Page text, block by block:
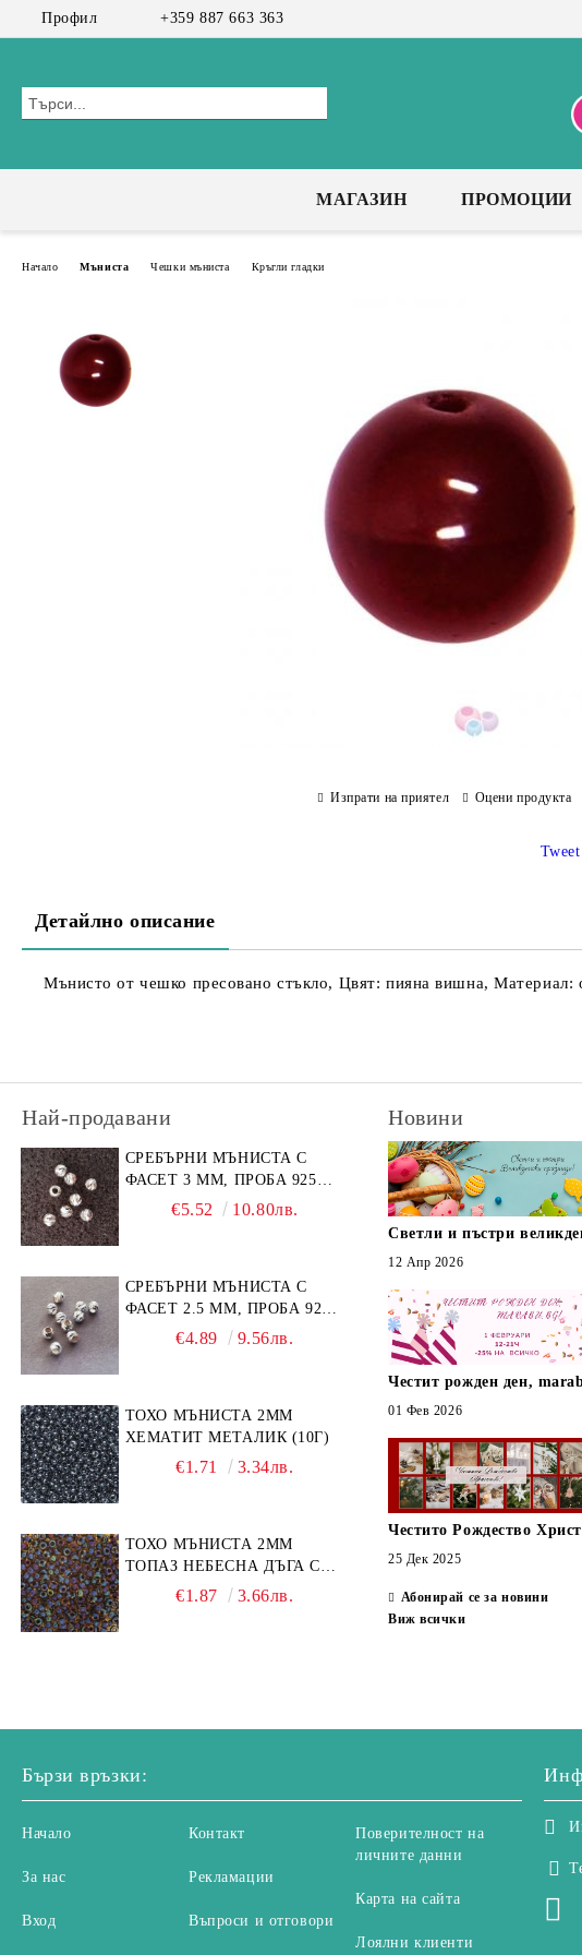
Профил +359 887 663 363
МАГАЗИН ПРОМОЦИИ
Начало Мъниста Чешки мъниста Кръгли гладки
Изпрати на приятел Оцени продукта
Tweet
Детайлно описание
Мънисто от чешко пресовано стъкло, Цвят: пияна вишна,
Най-продавани
СРЕБЪРНИ МЪНИСТА С
ФАСЕТ 3 ММ, ПРОБА 925
(10БР)€5.52 10.80лв.
СРЕБЪРНИ МЪНИСТА С
ФАСЕТ 2.5 ММ, ПРОБА 925
€4.89 9.56лв.
ТОХО МЪНИСТА 2ММ
ХЕМАТИТ МЕТАЛИК (10Г)
€1.71 3.34лв.
ТОХО МЪНИСТА 2ММ
ТОПАЗ НЕБЕСНА ДЪГА С
ЧЕРЕН КАНТ (10Г)
€1.87 3.66лв.
Новини
Светли и пъстри
12 Апр 2026
Честит рожден ден,
01 Фев 2026
Честито Рождество
25 Дек 2025
Абонирай се за новини
Виж всички
Бързи връзки:
Начало
За нас
Вход
Контакт
Рекламации
Въпроси и отговори
Поверителност на
личните данни
Карта на сайта
Лоялни клиенти